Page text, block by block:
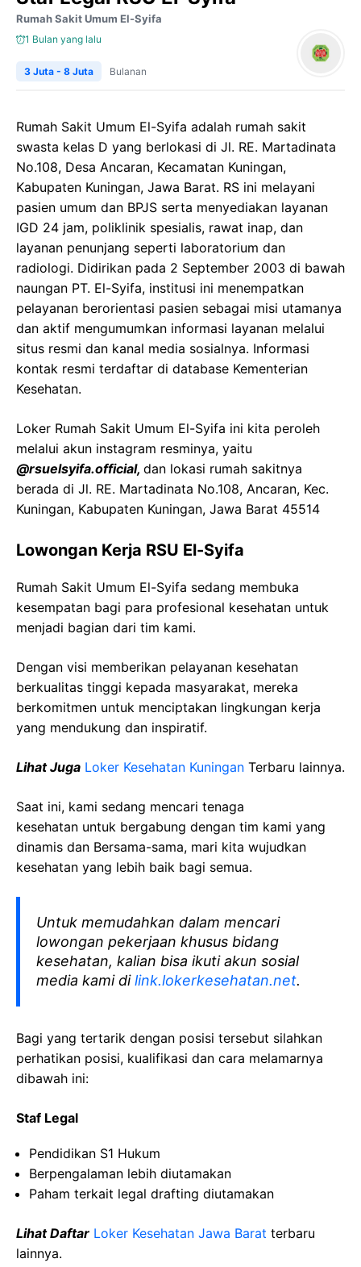
Rumah Sakit Umum El-Syifa
1 Bulan yang lalu
3 Juta - 8 Juta Bulanan
Rumah Sakit Umum El-Syifa adalah rumah sakit
swasta kelas D yang berlokasi di Jl. RE. Martadinata
No.108, Desa Ancaran, Kecamatan Kuningan,
Kabupaten Kuningan, Jawa Barat. RS ini melayani
pasien umum dan BPJS serta menyediakan layanan
IGD 24 jam, poliklinik spesialis, rawat inap, dan
layanan penunjang seperti laboratorium dan
radiologi. Didirikan pada 2 September 2003 di bawah
naungan PT. El-Syifa, institusi ini menempatkan
pelayanan berorientasi pasien sebagai misi utamanya
dan aktif mengumumkan informasi layanan melalui
situs resmi dan kanal media sosialnya. Informasi
kontak resmi terdaftar di database Kementerian
Kesehatan.
Loker Rumah Sakit Umum El-Syifa ini kita peroleh
melalui akun instagram resminya, yaitu
@rsuelsyifa.official, dan lokasi rumah sakitnya
berada di Jl. RE. Martadinata No.108, Ancaran, Kec.
Kuningan, Kabupaten Kuningan, Jawa Barat 45514
Lowongan Kerja RSU El-Syifa
Rumah Sakit Umum El-Syifa sedang membuka
kesempatan bagi para profesional kesehatan untuk
menjadi bagian dari tim kami.
Dengan visi memberikan pelayanan kesehatan
berkualitas tinggi kepada masyarakat, mereka
berkomitmen untuk menciptakan lingkungan kerja
yang mendukung dan inspiratif.
Lihat Juga Loker Kesehatan Kuningan Terbaru lainnya.
Saat ini, kami sedang mencari tenaga
kesehatan untuk bergabung dengan tim kami yang
dinamis dan Bersama-sama, mari kita wujudkan
kesehatan yang lebih baik bagi semua.
Untuk memudahkan dalam mencari
lowongan pekerjaan khusus bidang
kesehatan, kalian bisa ikuti akun sosial
media kami dilink.lokerkesehatan.net.
Bagi yang tertarik dengan posisi tersebut silahkan
perhatikan posisi, kualifikasi dan cara melamarnya
dibawah ini:
Staf Legal
Pendidikan S1 Hukum
Berpengalaman lebih diutamakan
Paham terkait legal drafting diutamakan
Lihat Daftar Loker Kesehatan Jawa Barat terbaru
lainnya.